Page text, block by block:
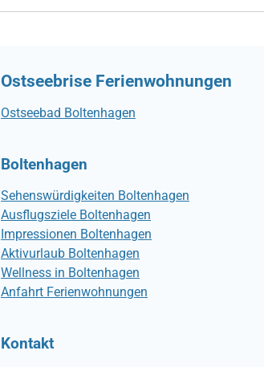
Ostseebrise Ferienwohnungen
Ostseebad Boltenhagen
Boltenhagen
Sehenswürdigkeiten Boltenhagen
Ausflugsziele Boltenhagen
Impressionen Boltenhagen
Aktivurlaub Boltenhagen
Wellness in Boltenhagen
Anfahrt Ferienwohnungen
Kontakt